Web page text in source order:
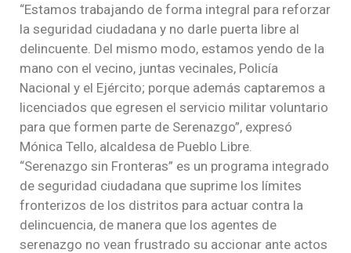
“Estamos trabajando de forma integral para reforzar
la seguridad ciudadana y no darle puerta libre al
delincuente. Del mismo modo, estamos yendo de la
mano con el vecino, juntas vecinales, Policía
Nacional y el Ejército; porque además captaremos a
licenciados que egresen el servicio militar voluntario
para que formen parte de Serenazgo”, expresó
Mónica Tello, alcaldesa de Pueblo Libre.
“Serenazgo sin Fronteras” es un programa integrado
de seguridad ciudadana que suprime los límites
fronterizos de los distritos para actuar contra la
delincuencia, de manera que los agentes de
serenazgo no vean frustrado su accionar ante actos